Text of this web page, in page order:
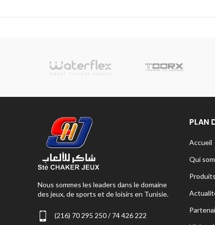
Nous sommes les leaders dans le domaine
des jeux, de sports et de loisirs en Tunisie.
(216) 70 295 250 / 74 426 222
PLAN
Accueil
Qui
Produits